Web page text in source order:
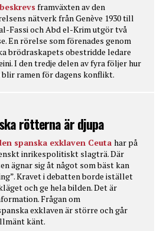
framväxten av den
nätverk från Genève 1930 till
Fassi och Abd el-Krim utgör två
En rörelse som förenades genom
brödraskapets obestridde ledare
I den tredje delen av fyra följer hur
ramen för dagens konflikt.
rötterna är djupa
spanska exklaven Ceuta har på
inrikespolitiskt slagträ. Där
ägnar sig åt något som bäst kan
Kravet i debatten borde istället
och ge hela bilden. Det är
Frågan om
exklaven är större och går
känt.